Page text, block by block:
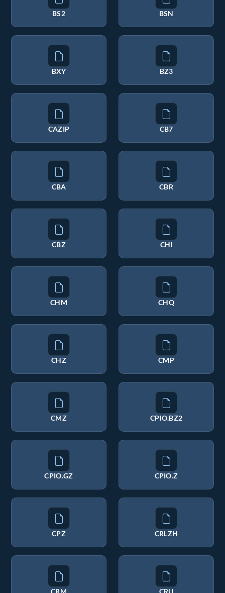
BS2 BSN
BXY BZ3
CAZIP CB7
CBA CBR
CBZ CHI
CHM CHQ
CHZ CMP
CMZ CPIO.BZ2
CPIO.GZ CPIO.Z
CPZ CRLZH
CRM CRU